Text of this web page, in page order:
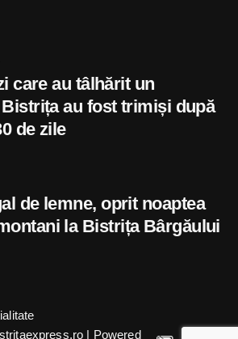
care au tâlhărit un
au fost trimiși după
de zile
de lemne, oprit noaptea
la Bistrița Bârgăului
| Powered